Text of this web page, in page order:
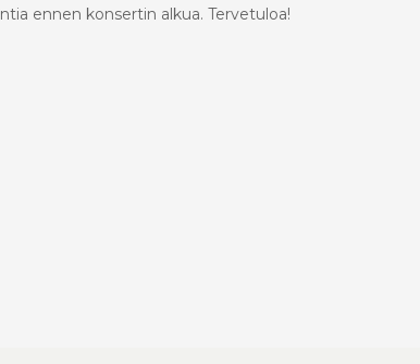
ennen konsertin alkua. Tervetuloa!